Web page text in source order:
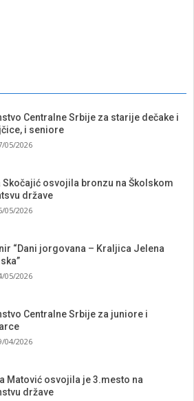
Centralne Srbije za starije dečake i
i seniore
05/2026
Skočajić osvojila bronzu na Školskom
države
05/2026
“Dani jorgovana – Kraljica Jelena
05/2026
Centralne Srbije za juniore i
04/2026
Matović osvojila je 3.mesto na
države